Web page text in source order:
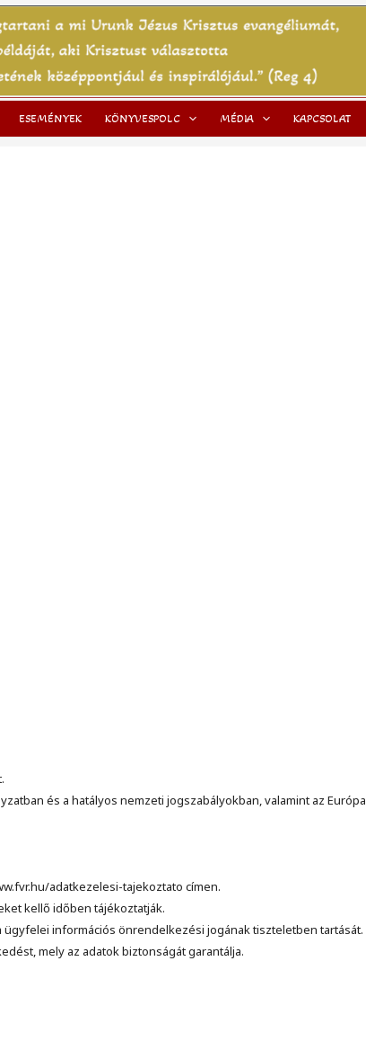
ESEMÉNYEK KÖNYVESPOLC MÉDIA KAPCSOLAT
és a hatályos nemzeti jogszabályokban, valamint az
adatkezelesi-tajekoztato címen.
kellő időben tájékoztatják.
információs önrendelkezési jogának tiszteletben tartását.
mely az adatok biztonságát garantálja.